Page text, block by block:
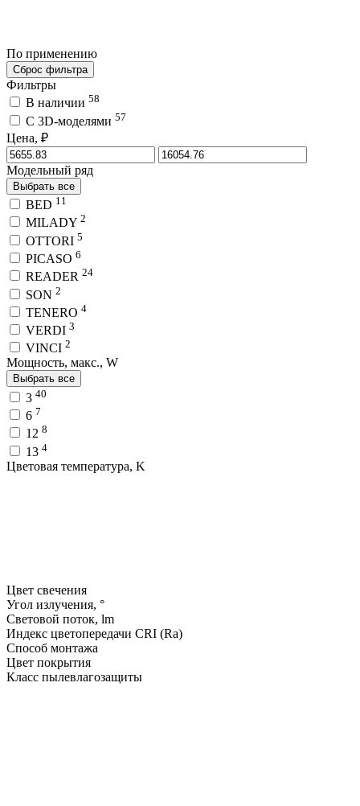
По применению
Сброс фильтра
Фильтры
В наличии 58
C 3D-моделями 57
Цена, ₽
Модельный ряд
Выбрать все
BED 11
MILADY 2
OTTORI 5
PICASO 6
READER 24
SON 2
TENERO 4
VERDI 3
VINCI 2
Мощность, макс., W
Выбрать все
3 40
6 7
12 8
13 4
Цветовая температура, K
Цвет свечения
Угол излучения, °
Световой поток, lm
Индекс цветопередачи CRI (Ra)
Способ монтажа
Цвет покрытия
Класс пылевлагозащиты